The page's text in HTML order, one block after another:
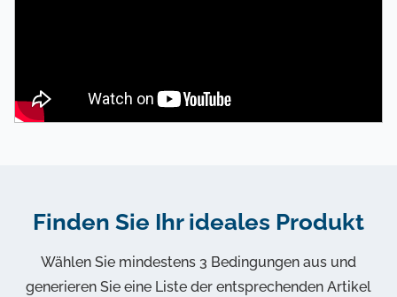
Finden Sie Ihr ideales Produkt
Wählen Sie mindestens 3 Bedingungen aus und
generieren Sie eine Liste der entsprechenden Artikel